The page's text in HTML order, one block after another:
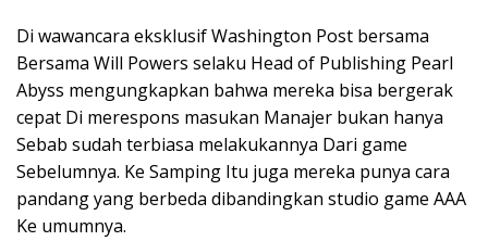
Di wawancara eksklusif Washington Post bersama
Bersama Will Powers selaku Head of Publishing Pearl
Abyss mengungkapkan bahwa mereka bisa bergerak
cepat Di merespons masukan Manajer bukan hanya
Sebab sudah terbiasa melakukannya Dari game
Sebelumnya. Ke Samping Itu juga mereka punya cara
pandang yang berbeda dibandingkan studio game AAA
Ke umumnya.